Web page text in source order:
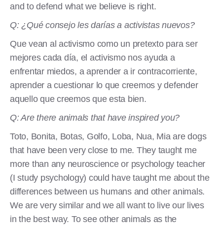
and to defend what we believe is right.
Q: ¿Qué consejo les darías a activistas nuevos?
Que vean al activismo como un pretexto para ser
mejores cada día, el activismo nos ayuda a
enfrentar miedos, a aprender a ir contracorriente,
aprender a cuestionar lo que creemos y defender
aquello que creemos que esta bien.
Q: Are there animals that have inspired you?
Toto, Bonita, Botas, Golfo, Loba, Nua, Mia are dogs
that have been very close to me. They taught me
more than any neuroscience or psychology teacher
(I study psychology) could have taught me about the
differences between us humans and other animals.
We are very similar and we all want to live our lives
in the best way. To see other animals as the